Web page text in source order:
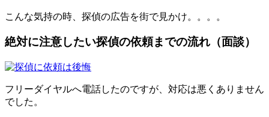
こんな気持の時、探偵の広告を街で見かけ。。。。
絶対に注意したい探偵の依頼までの流れ（面談）
フリーダイヤルへ電話したのですが、対応は悪くありません
でした。